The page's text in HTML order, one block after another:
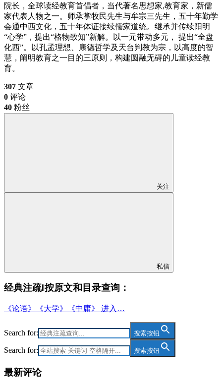
院长，全球读经教育首倡者，当代著名思想家,教育家，新儒
家代表人物之一。师承掌牧民先生与牟宗三先生，五十年勤学
会通中西文化，五十年体证接续儒家道统。继承并传续阳明
“心学”，提出“格物致知”新解。以一元带动多元， 提出“全盘
化西”。以孔孟理想、康德哲学及天台判教为宗，以高度的智
慧，阐明教育之一目的三原则，构建圆融无碍的儿童读经教
育。
307 文章
0 评论
40 粉丝
关注
私信
经典注疏‖按原文和目录查询：
《论语》《大学》《中庸》 进入…
Search for: 搜索按钮
Search for: 搜索按钮
最新评论